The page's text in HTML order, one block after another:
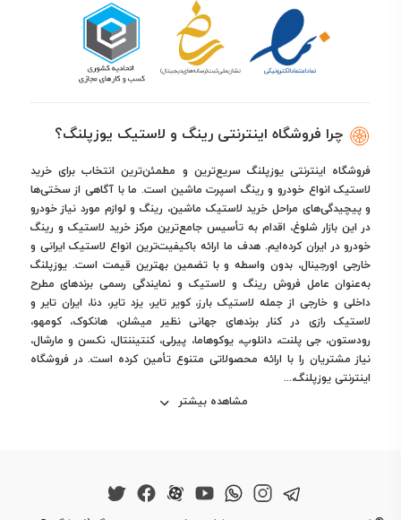
چرا فروشگاه اینترنتی رینگ و لاستیک یوزپلنگ؟
فروشگاه اینترنتی یوزپلنگ سریع‌ترین و مطمئن‌ترین انتخاب برای خرید
لاستیک انواع خودرو و رینگ اسپرت ماشین است. ما با آگاهی از سختی‌ها
و پیچیدگی‌های مراحل خرید لاستیک ماشین، رینگ و لوازم مورد نیاز خودرو
در این بازار شلوغ، اقدام به تأسیس جامع‌ترین مرکز خرید لاستیک و رینگ
خودرو در ایران کرده‌ایم. هدف ما ارائه باکیفیت‌ترین انواع لاستیک ایرانی و
خارجی اورجینال، بدون واسطه و با تضمین بهترین قیمت است. یوزپلنگ
به‌عنوان عامل فروش رینگ و لاستیک و نمایندگی رسمی برندهای مطرح
داخلی و خارجی از جمله لاستیک بارز، کویر تایر، یزد تایر، دنا، ایران تایر و
لاستیک رازی در کنار برندهای جهانی نظیر میشلن، هانکوک، کومهو،
رودستون، جی پلنت، دانلوپ، یوکوهاما، پیرلی، کنتیننتال، نکسن و مارشال،
نیاز مشتریان را با ارائه محصولاتی متنوع تأمین کرده است. در فروشگاه
اینترنتی یوزپلنگ،...
مشاهده بیشتر